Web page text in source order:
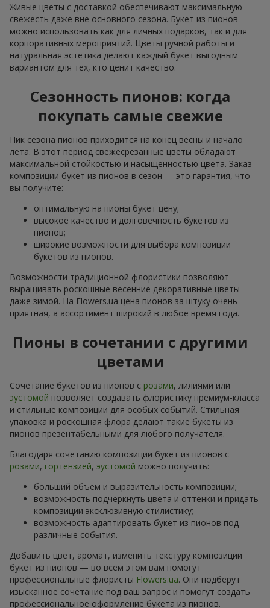
Живые цветы с доставкой обеспечивают максимальную
свежесть даже вне основного сезона. Букет из пионов
можно использовать как для личных подарков, так и для
корпоративных мероприятий. Цветы ручной работы и
натуральная эстетика делают каждый букет выгодным
вариантом для тех, кто ценит качество.
Сезонность пионов: когда
покупать самые свежие
Пик сезона пионов приходится на конец весны и начало
лета. В этот период свежесрезанные цветы обладают
максимальной стойкостью и насыщенностью цвета. Заказ
композиции букет из пионов в сезон — это гарантия, что
вы получите:
оптимальную на пионы букет цену;
высокое качество и долговечность букетов из
пионов;
широкие возможности для выбора композиции
букетов из пионов.
Возможности традиционной флористики позволяют
выращивать роскошные весенние декоративные цветы
даже зимой. На Flowers.ua цена пионов за штуку очень
приятная, а ассортимент широкий в любое время года.
Пионы в сочетании с другими
цветами
Сочетание букетов из пионов с розами, лилиями или
эустомой позволяет создавать флористику премиум-класса
и стильные композиции для особых событий. Стильная
упаковка и роскошная флора делают такие букеты из
пионов презентабельными для любого получателя.
Благодаря сочетанию композиции букет из пионов с
розами, гортензией, эустомой можно получить:
больший объём и выразительность композиции;
возможность подчеркнуть цвета и оттенки и придать
композиции эксклюзивную стилистику;
возможность адаптировать букет из пионов под
различные события.
Добавить цвет, аромат, изменить текстуру композиции
букет из пионов — во всём этом вам помогут
профессиональные флористы Flowers.ua. Они подберут
изысканное сочетание под ваш запрос и помогут создать
профессиональное оформление букета из пионов.